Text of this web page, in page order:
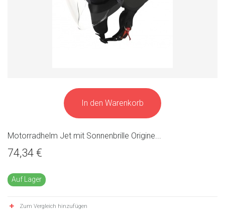
In den Warenkorb
Motorradhelm Jet mit Sonnenbrille Origine...
74,34 €
Auf Lager
Zum Vergleich hinzufügen